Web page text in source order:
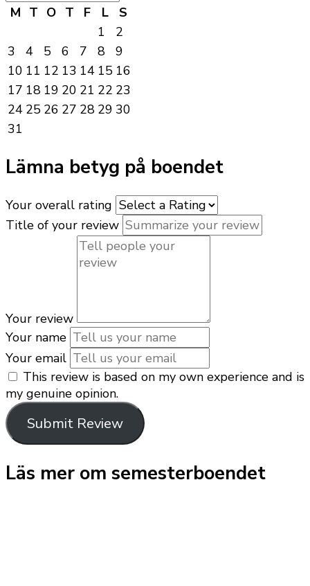
M T O T F L
S
1
2
3
4 5 6 7 8
9
10 11 12 13 14 15 16
17 18 19 20 21 22 23
24 25 26 27 28 29 30
31
Lämna betyg på boendet
Your overall rating
Title of your review
Your review
Your name
Your email
This review is based on my own experience and is
my genuine opinion.
Submit Review
Läs mer om semesterboendet